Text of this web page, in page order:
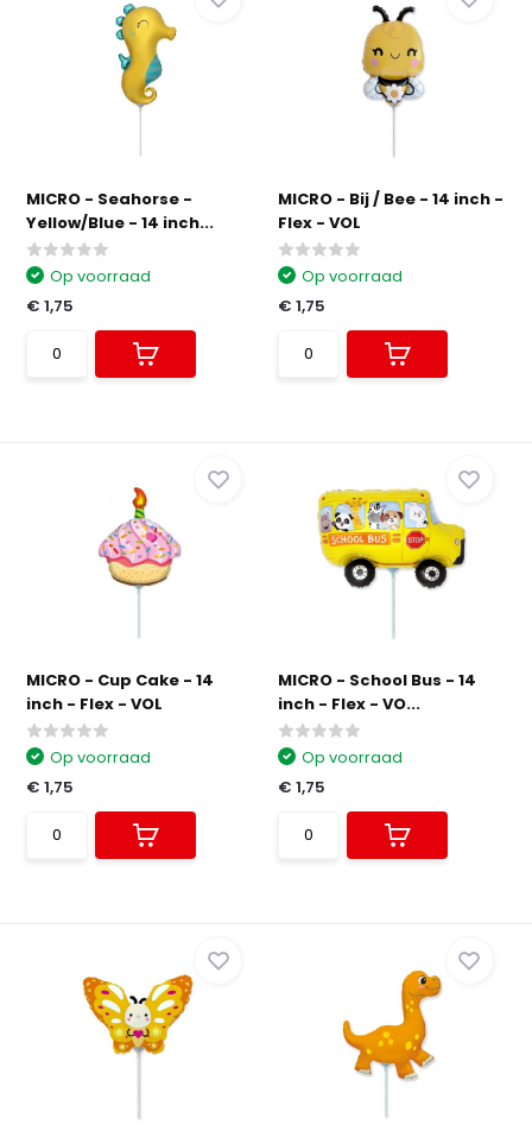
MICRO - Seahorse -
Yellow/Blue - 14 inch...
Op voorraad
€ 1,75
MICRO - Bij / Bee - 14 inch -
Flex - VOL
Op voorraad
€ 1,75
MICRO - Cup Cake - 14
inch - Flex - VOL
Op voorraad
€ 1,75
MICRO - School Bus - 14
inch - Flex - VO...
Op voorraad
€ 1,75